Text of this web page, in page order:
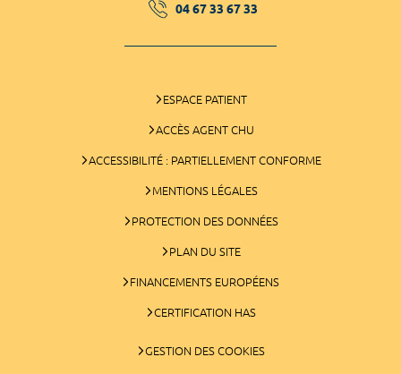
04 67 33 67 33
ESPACE PATIENT
ACCÈS AGENT CHU
ACCESSIBILITÉ : PARTIELLEMENT CONFORME
MENTIONS LÉGALES
PROTECTION DES DONNÉES
PLAN DU SITE
FINANCEMENTS EUROPÉENS
CERTIFICATION HAS
GESTION DES COOKIES